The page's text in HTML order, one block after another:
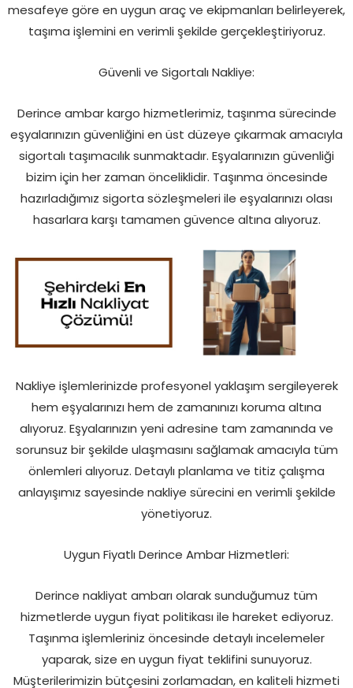
mesafeye göre en uygun araç ve ekipmanları belirleyerek,
taşıma işlemini en verimli şekilde gerçekleştiriyoruz.
Güvenli ve Sigortalı Nakliye:
Derince ambar kargo hizmetlerimiz, taşınma sürecinde
eşyalarınızın güvenliğini en üst düzeye çıkarmak amacıyla
sigortalı taşımacılık sunmaktadır. Eşyalarınızın güvenliği
bizim için her zaman önceliklidir. Taşınma öncesinde
hazırladığımız sigorta sözleşmeleri ile eşyalarınızı olası
hasarlara karşı tamamen güvence altına alıyoruz.
Nakliye işlemlerinizde profesyonel yaklaşım sergileyerek
hem eşyalarınızı hem de zamanınızı koruma altına
alıyoruz. Eşyalarınızın yeni adresine tam zamanında ve
sorunsuz bir şekilde ulaşmasını sağlamak amacıyla tüm
önlemleri alıyoruz. Detaylı planlama ve titiz çalışma
anlayışımız sayesinde nakliye sürecini en verimli şekilde
yönetiyoruz.
Uygun Fiyatlı Derince Ambar Hizmetleri:
Derince nakliyat ambarı olarak sunduğumuz tüm
hizmetlerde uygun fiyat politikası ile hareket ediyoruz.
Taşınma işlemleriniz öncesinde detaylı incelemeler
yaparak, size en uygun fiyat teklifini sunuyoruz.
Müşterilerimizin bütçesini zorlamadan, en kaliteli hizmeti